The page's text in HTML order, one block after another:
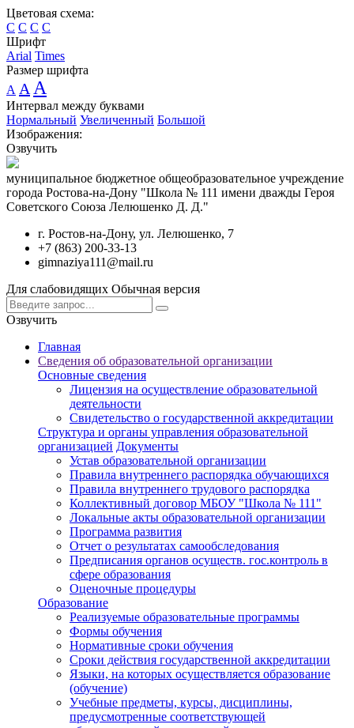
Цветовая схема:
C C C C
Шрифт
Arial Times
Размер шрифта
A A A
Интервал между буквами
Нормальный Увеличенный Большой
Изображения:
Озвучить
муниципальное бюджетное общеобразовательное учреждение
города Ростова-на-Дону "Школа № 111 имени дважды Героя
Советского Союза Лелюшенко Д. Д."
г. Ростов-на-Дону, ул. Лелюшенко, 7
+7 (863) 200-33-13
gimnaziya111@mail.ru
Для слабовидящих Обычная версия
Озвучить
Главная
Сведения об образовательной организации
Основные сведения
Лицензия на осуществление образовательной
деятельности
Свидетельство о государственной аккредитации
Структура и органы управления образовательной
организацией Документы
Устав образовательной организации
Правила внутреннего распорядка обучающихся
Правила внутреннего трудового распорядка
Коллективный договор МБОУ "Школа № 111"
Локальные акты образовательной организации
Программа развития
Отчет о результатах самообследования
Предписания органов осуществ. гос.контроль в
сфере образования
Оценочные процедуры
Образование
Реализуемые образовательные программы
Формы обучения
Нормативные сроки обучения
Сроки действия государственной аккредитации
Языки, на которых осуществляется образование
(обучение)
Учебные предметы, курсы, дисциплины,
предусмотренные соответствующей